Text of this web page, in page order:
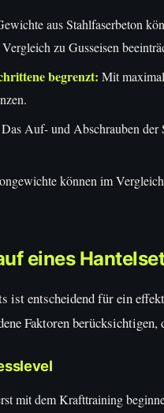
aus Stahlfaserbeton
zu Gusseisen
begrenzt: Mit
Das Auf- und Abschrauben der
können im
eines
ist entscheidend für ein
Faktoren
mit dem Krafttraining